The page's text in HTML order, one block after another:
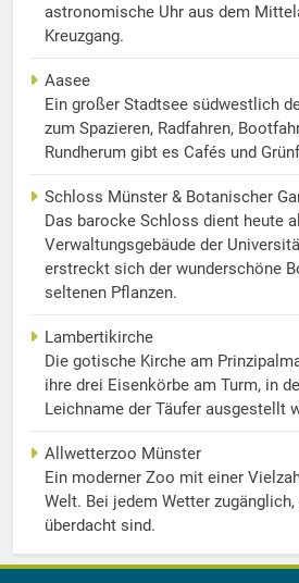
astronomische Uhr aus dem
Kreuzgang.
Aasee
Ein großer Stadtsee südwestlich
zum Spazieren, Radfahren,
Rundherum gibt es Cafés und
Schloss Münster & Botanischer
Das barocke Schloss dient heute
Verwaltungsgebäude der
erstreckt sich der wunderschöne
seltenen Pflanzen.
Lambertikirche
Die gotische Kirche am
ihre drei Eisenkörbe am Turm, in
Leichname der Täufer ausgestellt
Allwetterzoo Münster
Ein moderner Zoo mit einer
Welt. Bei jedem Wetter
überdacht sind.